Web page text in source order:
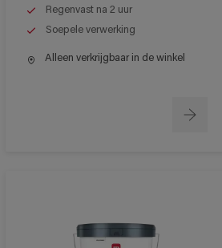
Regenvast na 2 uur
Soepele verwerking
Alleen verkrijgbaar in de winkel